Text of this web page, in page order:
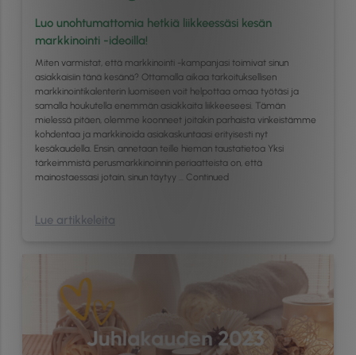
Luo unohtumattomia hetkiä liikkeessäsi kesän
markkinointi -ideoilla!
Miten varmistat, että markkinointi -kampanjasi toimivat sinun
asiakkaisiin tänä kesänä? Ottamalla aikaa tarkoituksellisen
markkinointikalenterin luomiseen voit helpottaa omaa työtäsi ja
samalla houkutella enemmän asiakkaita liikkeeseesi. Tämän
mielessä pitäen, olemme koonneet joitakin parhaista vinkeistämme
kohdentaa ja markkinoida asiakaskuntaasi erityisesti nyt
kesäkaudella. Ensin, annetaan teille hieman taustatietoa Yksi
tärkeimmistä perusmarkkinoinnin periaatteista on, että
mainostaessasi jotain, sinun täytyy … Continued
Lue artikkeleita